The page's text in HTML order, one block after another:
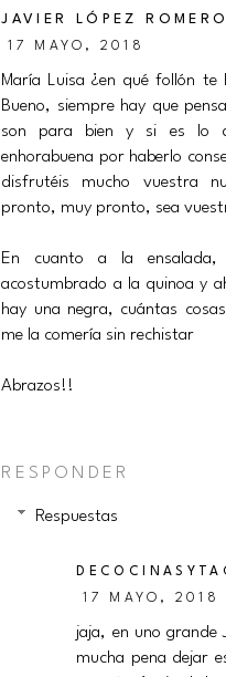
JAVIER LÓPEZ ROMERO
17 MAYO, 2018
María Luisa ¿en qué follón te
Bueno, siempre hay que
son para bien y si es lo
enhorabuena por haberlo
disfrutéis mucho vuestra
pronto, muy pronto, sea
En cuanto a la
acostumbrado a la quinoa y
hay una negra, cuántas
me la comería sin rechistar
Abrazos!!
RESPONDER
Respuestas
17 MAYO, 2018
jaja, en uno
mucha pena dejar